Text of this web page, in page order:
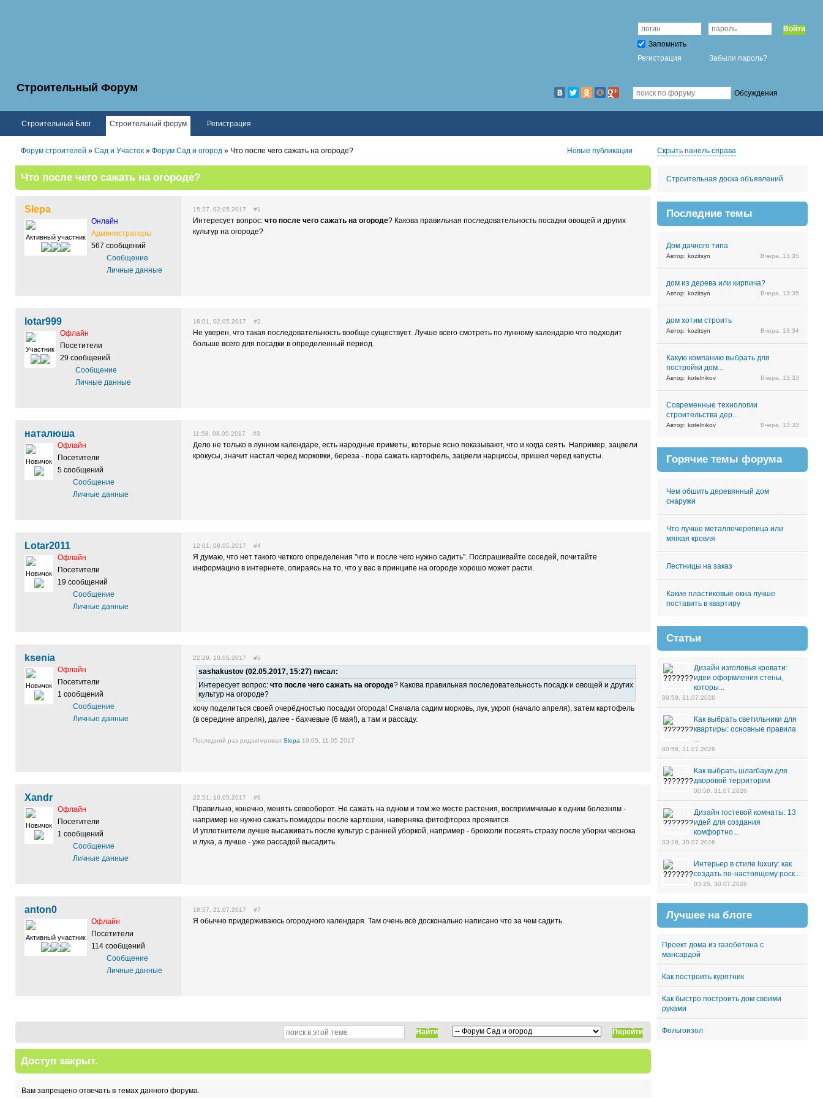
Строительный Форум
Строительный Блог Строительный форум Регистрация
Войти
Запомнить
Регистрация
Забыли пароль?
Обсуждения
Форум строителей » Сад и Участок » Форум Сад и огород » Что после чего сажать на огороде? Новые публикации Скрыть панель справа
Что после чего сажать на огороде?
Slepa
Активный участник
Онлайн
Администраторы
567 сообщений
Сообщение
Личные данные
15:27, 02.05.2017 #1
Интересует вопрос: что после чего сажать на огороде? Какова правильная последовательность посадки овощей и других
культур на огороде?
lotar999
Участник
Офлайн
Посетители
29 сообщений
Сообщение
Личные данные
16:01, 02.05.2017 #2
Не уверен, что такая последовательность вообще существует. Лучше всего смотреть по лунному календарю что подходит
больше всего для посадки в определенный период.
наталюша
Новичок
Офлайн
Посетители
5 сообщений
Сообщение
Личные данные
11:58, 08.05.2017 #3
Дело не только в лунном календаре, есть народные приметы, которые ясно показывают, что и когда сеять. Например, зацвели
крокусы, значит настал черед морковки, береза - пора сажать картофель, зацвели нарциссы, пришел черед капусты.
Lotar2011
Новичок
Офлайн
Посетители
19 сообщений
Сообщение
Личные данные
12:01, 08.05.2017 #4
Я думаю, что нет такого четкого определения "что и после чего нужно садить". Поспрашивайте соседей, почитайте
информацию в интернете, опираясь на то, что у вас в принципе на огороде хорошо может расти.
ksenia
Новичок
Офлайн
Посетители
1 сообщений
Сообщение
Личные данные
22:29, 10.05.2017 #5
sashakustov (02.05.2017, 15:27) писал:
Интересует вопрос: что после чего сажать на огороде? Какова правильная последовательность посадк и овощей и других
культур на огороде?
хочу поделиться своей очерёдностью посадки огорода! Сначала садим морковь, лук, укроп (начало апреля), затем картофель
(в середине апреля), далее - бахчевые (6 мая!), а там и рассаду.
Последний раз редактировал Slepa 19:05, 11.05.2017
Xandr
Новичок
Офлайн
Посетители
1 сообщений
Сообщение
Личные данные
22:51, 10.05.2017 #6
Правильно, конечно, менять севооборот. Не сажать на одном и том же месте растения, восприимчивые к одним болезням -
например не нужно сажать помидоры после картошки, наверняка фитофтороз проявится.
И уплотнители лучше высаживать после культур с ранней уборкой, например - брокколи посеять стразу после уборки чеснока
и лука, а лучше - уже рассадой высадить.
anton0
Активный участник
Офлайн
Посетители
114 сообщений
Сообщение
Личные данные
18:57, 21.07.2017 #7
Я обычно придерживаюсь огородного календаря. Там очень всё досконально написано что за чем садить.
Перейти
Найти
Доступ закрыт.
Вам запрещено отвечать в темах данного форума.
Строительная доска объявлений
Последние темы
Дом дачного типа
Автор: kozitsyn Вчера, 13:35
дом из дерева или кирпича?
Автор: kozitsyn Вчера, 13:35
дом хотим строить
Автор: kozitsyn Вчера, 13:34
Какую компанию выбрать для
постройки дом...
Автор: kotelnikov Вчера, 13:33
Современные технологии
строительства дер...
Автор: kotelnikov Вчера, 13:33
Горячие темы форума
Чем обшить деревянный дом
снаружи
Что лучше металлочерепица или
мягкая кровля
Лестницы на заказ
Какие пластиковые окна лучше
поставить в квартиру
Статьи
Дизайн изголовья кровати:
идеи оформления стены,
которы...
00:59, 31.07.2026
Как выбрать светильники для
квартиры: основные правила
...
00:59, 31.07.2026
Как выбрать шлагбаум для
дворовой территории
00:58, 31.07.2026
Дизайн гостевой комнаты: 13
идей для создания
комфортно...
03:26, 30.07.2026
Интерьер в стиле luxury: как
создать по-настоящему роск...
03:25, 30.07.2026
Лучшее на блоге
Проект дома из газобетона с
мансардой
Как построить курятник
Как быстро построить дом своими
руками
Фольгоизол